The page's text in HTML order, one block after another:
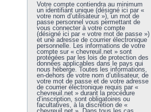
Votre compte contiendra au minimum
un identifiant unique (désigné ici par «
votre nom d’utilisateur »), un mot de
passe personnel vous permettant de
vous connecter à votre compte
(désigné ici par « votre mot de passe »)
et une adresse de courrier électronique
personnelle. Les informations de votre
compte sur « chevreuil.net » sont
protégées par les lois de protection des
données applicables dans le pays qui
nous héberge. Toutes les informations,
en-dehors de votre nom d’utilisateur, de
votre mot de passe et de votre adresse
de courrier électronique requis par «
chevreuil.net » durant la procédure
d’inscription, sont obligatoires ou
facultatives, à la discrétion de «